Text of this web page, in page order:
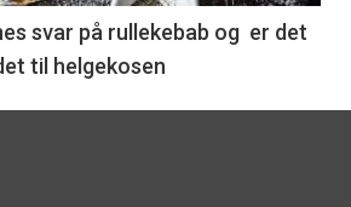
svar på rullekebab og er det
til helgekosen